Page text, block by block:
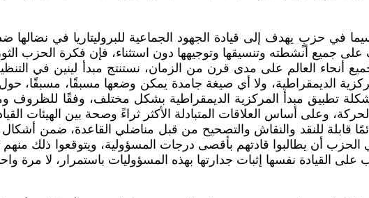
في حزبٍ يهدف إلى قيادة الجهود الجماعية للبروليتاريا في نضالها
جميع أنشطته وتنسيقها وتوجيهها دون استثناء، فإن فكرة الحزب
أنحاء العالم على مدى قرن من الزمان، نستنتج مبدأ لينين في
الديمقراطية، ولا أي صيغة جامدة يمكن وضعها مسبقًا، مسبقًا،
تطبيق مبدأ المركزية الديمقراطية بشكل مختلف، وفقًا للظروف
وعلى أساس العلاقات المتبادلة الأكثر ثراءً وصحة بين الهيئات
للنقد والنقاش والتصحيح من قبل مناضلي القاعدة، ضمن أشكال
الحزب أن يطالبوا قادتهم بأقصى درجات المسؤولية، ويتوقعوا ذلك
على القيادة نفسها إثبات جدارتها بهذه المسؤوليات باستمرار، لا مرة